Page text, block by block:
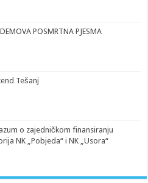
POSMRTNA PJESMA
Tešanj
o zajedničkom finansiranju
NK „Pobjeda“ i NK „Usora“